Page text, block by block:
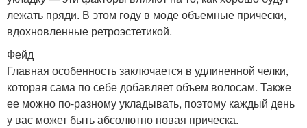
лежать пряди. В этом году в моде объемные прически,
вдохновленные ретроэстетикой.
Фейд
Главная особенность заключается в удлиненной челки,
которая сама по себе добавляет объем волосам. Также
ее можно по-разному укладывать, поэтому каждый день
у вас может быть абсолютно новая прическа.